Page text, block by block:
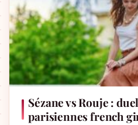
Sézane vs Rouje :
parisiennes french